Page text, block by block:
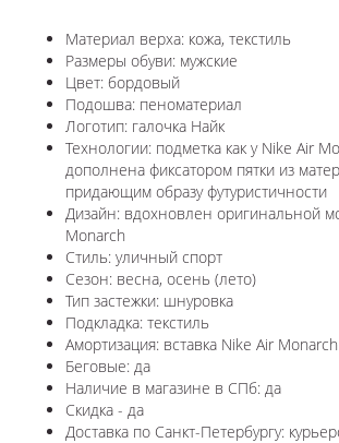
Материал верха: кожа, текстиль
Размеры обуви: мужские
Цвет: бордовый
Подошва: пеноматериал
Логотип: галочка Найк
Технологии: подметка как у Nike Air
дополнена фиксатором пятки из
придающим образу футуристичности
Дизайн: вдохновлен оригинальной
Monarch
Стиль: уличный спорт
Сезон: весна, осень (лето)
Тип застежки: шнуровка
Подкладка: текстиль
Амортизация: вставка Nike Air Monarch
Беговые: да
Наличие в магазине в СПб: да
Скидка - да
Доставка по Санкт-Петербургу: